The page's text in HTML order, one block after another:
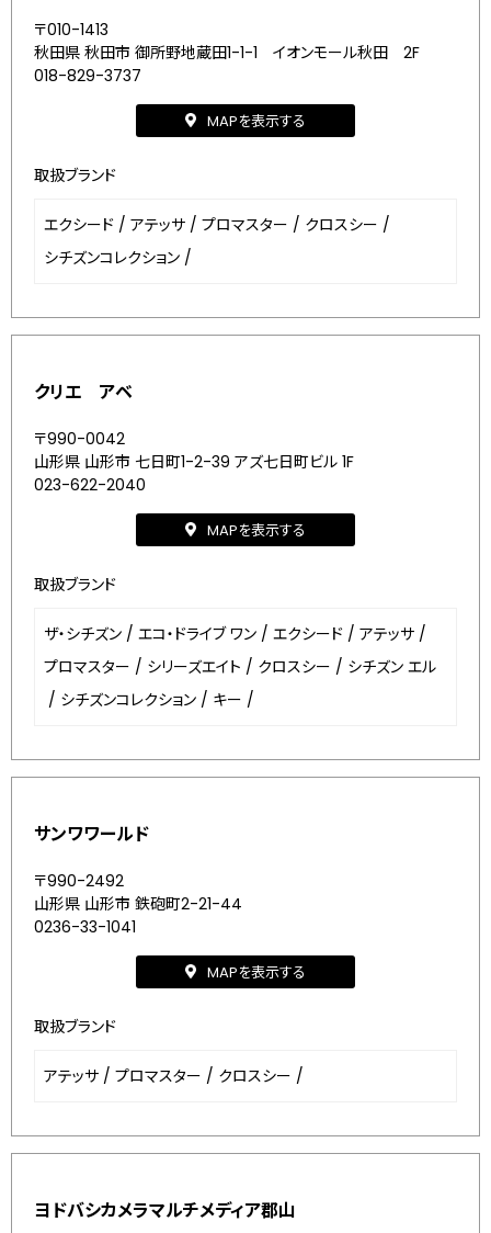
〒010-1413
秋田県 秋田市 御所野地蔵田1-1-1 イオンモール秋田 2F
018-829-3737
MAPを表示する
取扱ブランド
エクシード / アテッサ / プロマスター / クロスシー /
シチズンコレクション /
クリエ アベ
〒990-0042
山形県 山形市 七日町1-2-39 アズ七日町ビル 1F
023-622-2040
MAPを表示する
取扱ブランド
ザ・シチズン / エコ・ドライブ ワン / エクシード / アテッサ /
プロマスター / シリーズエイト / クロスシー / シチズン エル
/ シチズンコレクション / キー /
サンワワールド
〒990-2492
山形県 山形市 鉄砲町2-21-44
0236-33-1041
MAPを表示する
取扱ブランド
アテッサ / プロマスター / クロスシー /
ヨドバシカメラマルチメディア郡山